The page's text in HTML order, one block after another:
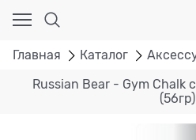
Главная Каталог
Russian Bear - Gym Chalk
(56гр)